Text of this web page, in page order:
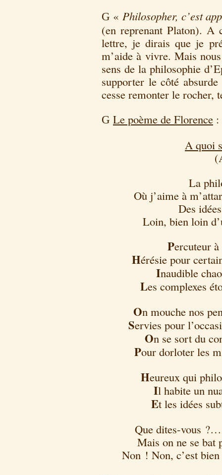
G «Philosopher, c’est
(en reprenant Platon). A
lettre, je dirais que je
m’aide à vivre. Mais
sens de la philosophie
supporter le côté
cesse remonter le rocher,
G Le poème de Florence :
A quoi
La
Où j’aime à
Des
Loin, bien loin
Percuteur
Hérésie pour
Inaudible
Les complexes
On mouche nos
Servies pour
On se sort du
Pour dorloter les
Heureux qui
Il habite un
Et les idées
Que dites-vous
Mais on ne se bat
Non ! Non, c’est